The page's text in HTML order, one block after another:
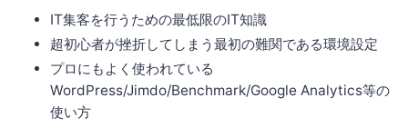
IT集客を行うための最低限のIT知識
超初心者が挫折してしまう最初の難関である環境設定
プロにもよく使われている
WordPress/Jimdo/Benchmark/Google Analytics等の
使い方